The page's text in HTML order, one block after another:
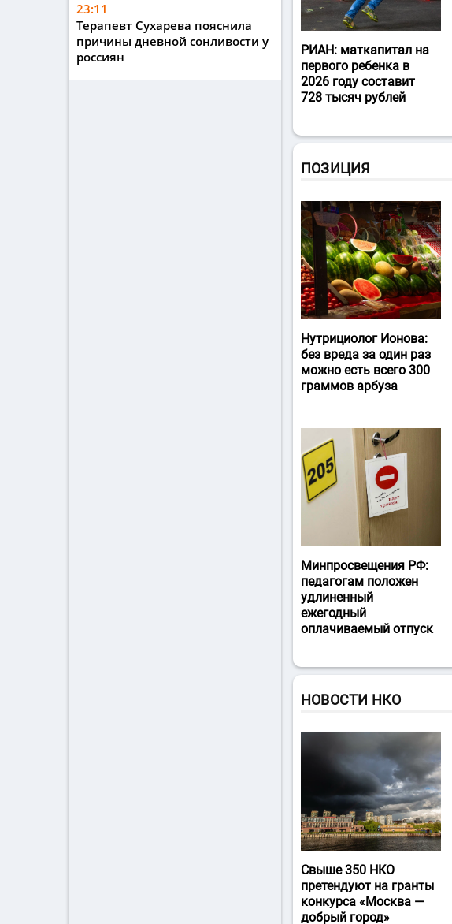
23:11
Терапевт Сухарева пояснила
причины дневной сонливости у
россиян
РИАН: маткапитал на
первого ребенка в
2026 году составит
728 тысяч рублей
ПОЗИЦИЯ
Нутрициолог Ионова:
без вреда за один раз
можно есть всего 300
граммов арбуза
Минпросвещения РФ:
педагогам положен
удлиненный
ежегодный
оплачиваемый отпуск
НОВОСТИ НКО
Свыше 350 НКО
претендуют на гранты
конкурса «Москва —
добрый город»